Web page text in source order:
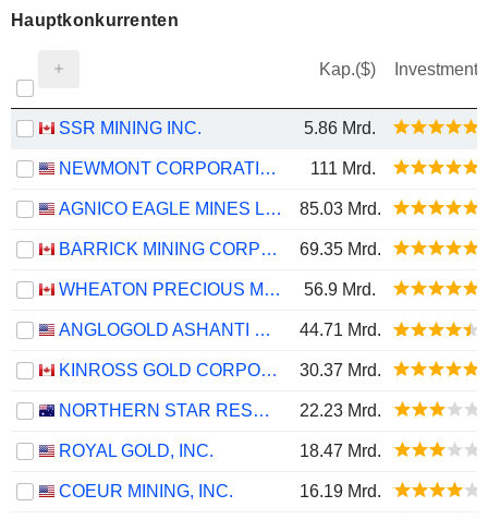
Hauptkonkurrenten
Kap.($) Investment
SSR MINING INC. 5.86 Mrd.
NEWMONT CORPORATION 111 Mrd.
AGNICO EAGLE MINES LIMITED 85.03 Mrd.
BARRICK MINING CORPORATION 69.35 Mrd.
WHEATON PRECIOUS METALS CORP. 56.9 Mrd.
ANGLOGOLD ASHANTI PLC 44.71 Mrd.
KINROSS GOLD CORPORATION 30.37 Mrd.
NORTHERN STAR RESOURCES LIMITED 22.23 Mrd.
ROYAL GOLD, INC. 18.47 Mrd.
COEUR MINING, INC. 16.19 Mrd.